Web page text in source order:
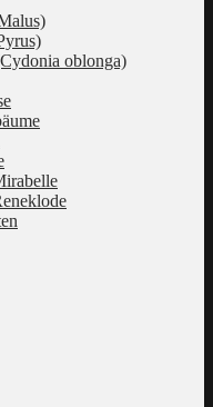
oblonga)